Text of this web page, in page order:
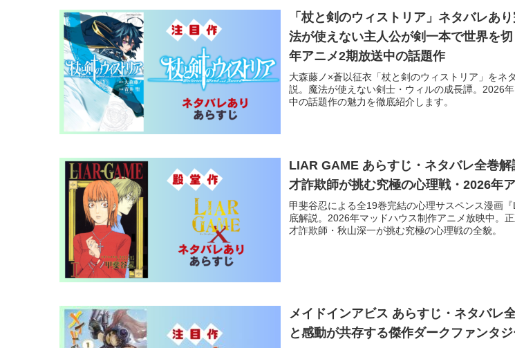
「杖と剣のウィストリア」ネタバレあ
法が使えない主人公が剣一本で世界を
年アニメ2期放送中の話題作
大森藤ノ×蒼以征衣「杖と剣のウィストリア」をネ
説。魔法が使えない剣士・ウィルの成長譚。2026
中の話題作の魅力を徹底紹介します。
LIAR GAME あらすじ・ネタバレ全巻
才詐欺師が挑む究極の心理戦・2026年
甲斐谷忍による全19巻完結の心理サスペンス漫画
底解説。2026年マッドハウス制作アニメ放映中。
才詐欺師・秋山深一が挑む究極の心理戦の全貌。
メイドインアビス あらすじ・ネタバレ
と感動が共存する傑作ダークファンタ